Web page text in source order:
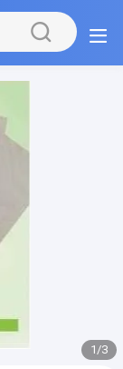
1/3